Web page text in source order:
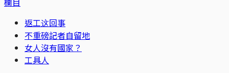
返工这回事
不重磅記者自留地
女人沒有國家？
工具人